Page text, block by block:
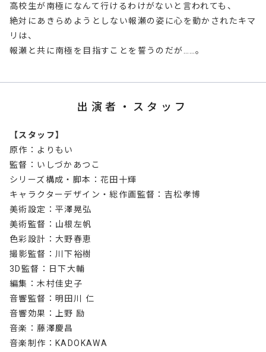
高校生が南極になんて行けるわけがないと言われても、
絶対にあきらめようとしない報瀬の姿に心を動かされたキマ
リは、
報瀬と共に南極を目指すことを誓うのだが……。
出演者・スタッフ
【スタッフ】
原作：よりもい
監督：いしづかあつこ
シリーズ構成・脚本：花田十輝
キャラクターデザイン・総作画監督：吉松孝博
美術設定：平澤晃弘
美術監督：山根左帆
色彩設計：大野春恵
撮影監督：川下裕樹
3D監督：日下大輔
編集：木村佳史子
音響監督：明田川 仁
音響効果：上野 励
音楽：藤澤慶昌
音楽制作：KADOKAWA